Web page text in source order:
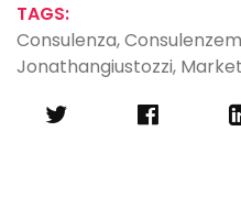
TAGS:
Consulenza,
Jonathangiustozzi,